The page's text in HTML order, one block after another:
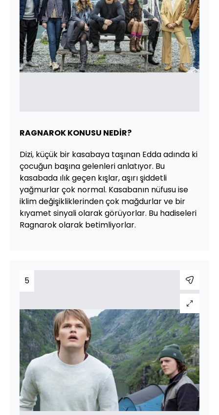
RAGNAROK KONUSU NEDİR?
Dizi, küçük bir kasabaya taşınan Edda adında ki
çocuğun başına gelenleri anlatıyor. Bu
kasabada ılık geçen kışlar, aşırı şiddetli
yağmurlar çok normal. Kasabanın nüfusu ise
iklim değişikliklerinden çok mağdurlar ve bir
kıyamet sinyali olarak görüyorlar. Bu hadiseleri
Ragnarok olarak betimliyorlar.
5